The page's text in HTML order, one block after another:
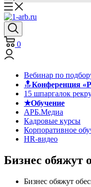
0
Вебинар по
🔝Конференция
15 шпаргалок
★Обучение
АРБ.Медиа
Кадровые курсы
Корпоративное
HR-видео
Бизнес обяжут
Бизнес обяжут